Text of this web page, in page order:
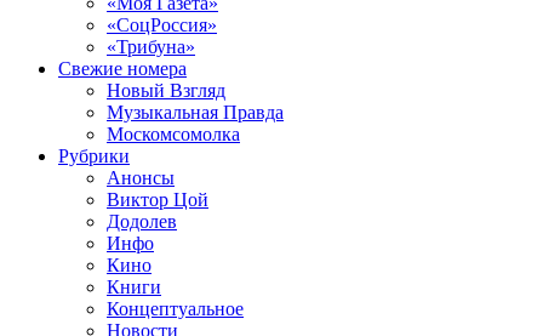
«СоцРоссия»
«Трибуна»
Свежие номера
Новый Взгляд
Музыкальная Правда
Москомсомолка
Рубрики
Анонсы
Виктор Цой
Додолев
Инфо
Кино
Книги
Концептуальное
Новости